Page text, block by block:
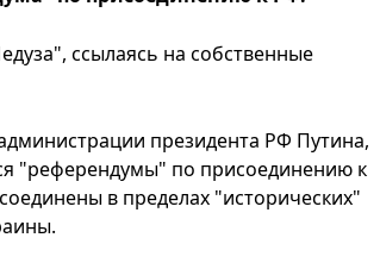
ссылаясь на собственные
президента РФ Путина,
"референдумы" по присоединению к
в пределах "исторических"